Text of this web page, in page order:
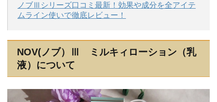
ノブⅢシリーズ口コミ最新！効果や成分を全アイテ
ムライン使いで徹底レビュー！
NOV(ノブ）Ⅲ ミルキィローション（乳
液）について